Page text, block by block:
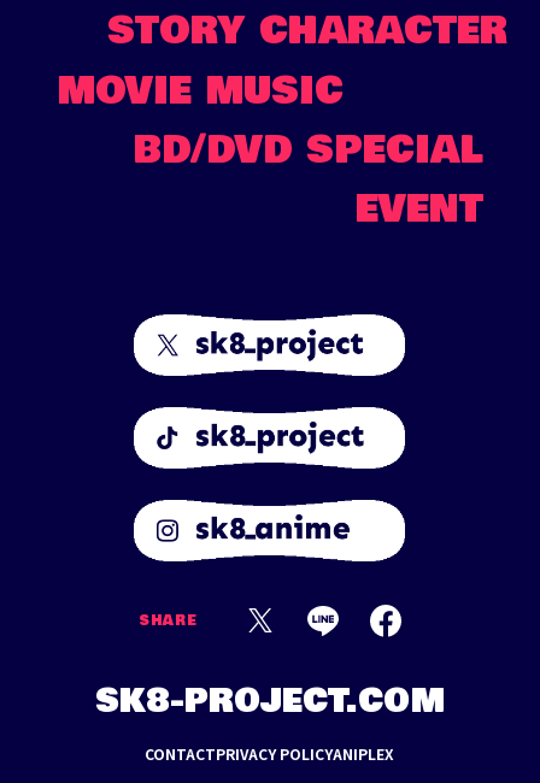
STORY CHARACTER
MOVIE MUSIC
BD/DVD SPECIAL
EVENT
SHARE
SK8-PROJECT.COM
CONTACTPRIVACY POLICYANIPLEX